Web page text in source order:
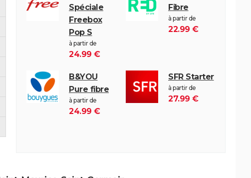
Spéciale
Freebox
Pop S
à partir de
24.99 €
Fibre
à partir de
22.99 €
B&YOU
Pure fibre
à partir de
24.99 €
SFR Starter
à partir de
27.99 €